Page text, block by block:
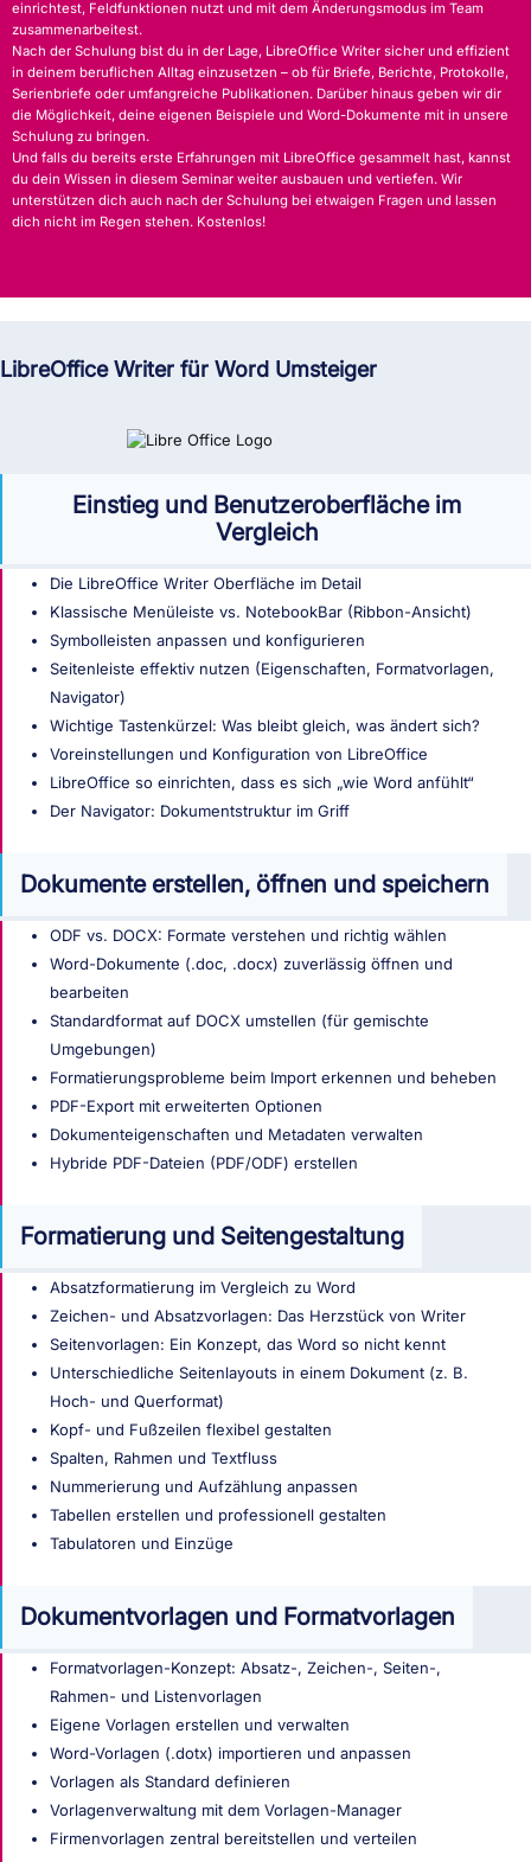
einrichtest, Feldfunktionen nutzt und mit dem Änderungsmodus im Team
zusammenarbeitest.
Nach der Schulung bist du in der Lage, LibreOffice Writer sicher und effizient
in deinem beruflichen Alltag einzusetzen – ob für Briefe, Berichte, Protokolle,
Serienbriefe oder umfangreiche Publikationen. Darüber hinaus geben wir dir
die Möglichkeit, deine eigenen Beispiele und Word-Dokumente mit in unsere
Schulung zu bringen.
Und falls du bereits erste Erfahrungen mit LibreOffice gesammelt hast, kannst
du dein Wissen in diesem Seminar weiter ausbauen und vertiefen. Wir
unterstützen dich auch nach der Schulung bei etwaigen Fragen und lassen
dich nicht im Regen stehen. Kostenlos!
LibreOffice Writer für Word Umsteiger
Einstieg und Benutzeroberfläche im
Vergleich
Die LibreOffice Writer Oberfläche im Detail
Klassische Menüleiste vs. NotebookBar (Ribbon-Ansicht)
Symbolleisten anpassen und konfigurieren
Seitenleiste effektiv nutzen (Eigenschaften, Formatvorlagen,
Navigator)
Wichtige Tastenkürzel: Was bleibt gleich, was ändert sich?
Voreinstellungen und Konfiguration von LibreOffice
LibreOffice so einrichten, dass es sich „wie Word anfühlt“
Der Navigator: Dokumentstruktur im Griff
Dokumente erstellen, öffnen und speichern
ODF vs. DOCX: Formate verstehen und richtig wählen
Word-Dokumente (.doc, .docx) zuverlässig öffnen und
bearbeiten
Standardformat auf DOCX umstellen (für gemischte
Umgebungen)
Formatierungsprobleme beim Import erkennen und beheben
PDF-Export mit erweiterten Optionen
Dokumenteigenschaften und Metadaten verwalten
Hybride PDF-Dateien (PDF/ODF) erstellen
Formatierung und Seitengestaltung
Absatzformatierung im Vergleich zu Word
Zeichen- und Absatzvorlagen: Das Herzstück von Writer
Seitenvorlagen: Ein Konzept, das Word so nicht kennt
Unterschiedliche Seitenlayouts in einem Dokument (z. B.
Hoch- und Querformat)
Kopf- und Fußzeilen flexibel gestalten
Spalten, Rahmen und Textfluss
Nummerierung und Aufzählung anpassen
Tabellen erstellen und professionell gestalten
Tabulatoren und Einzüge
Dokumentvorlagen und Formatvorlagen
Formatvorlagen-Konzept: Absatz-, Zeichen-, Seiten-,
Rahmen- und Listenvorlagen
Eigene Vorlagen erstellen und verwalten
Word-Vorlagen (.dotx) importieren und anpassen
Vorlagen als Standard definieren
Vorlagenverwaltung mit dem Vorlagen-Manager
Firmenvorlagen zentral bereitstellen und verteilen